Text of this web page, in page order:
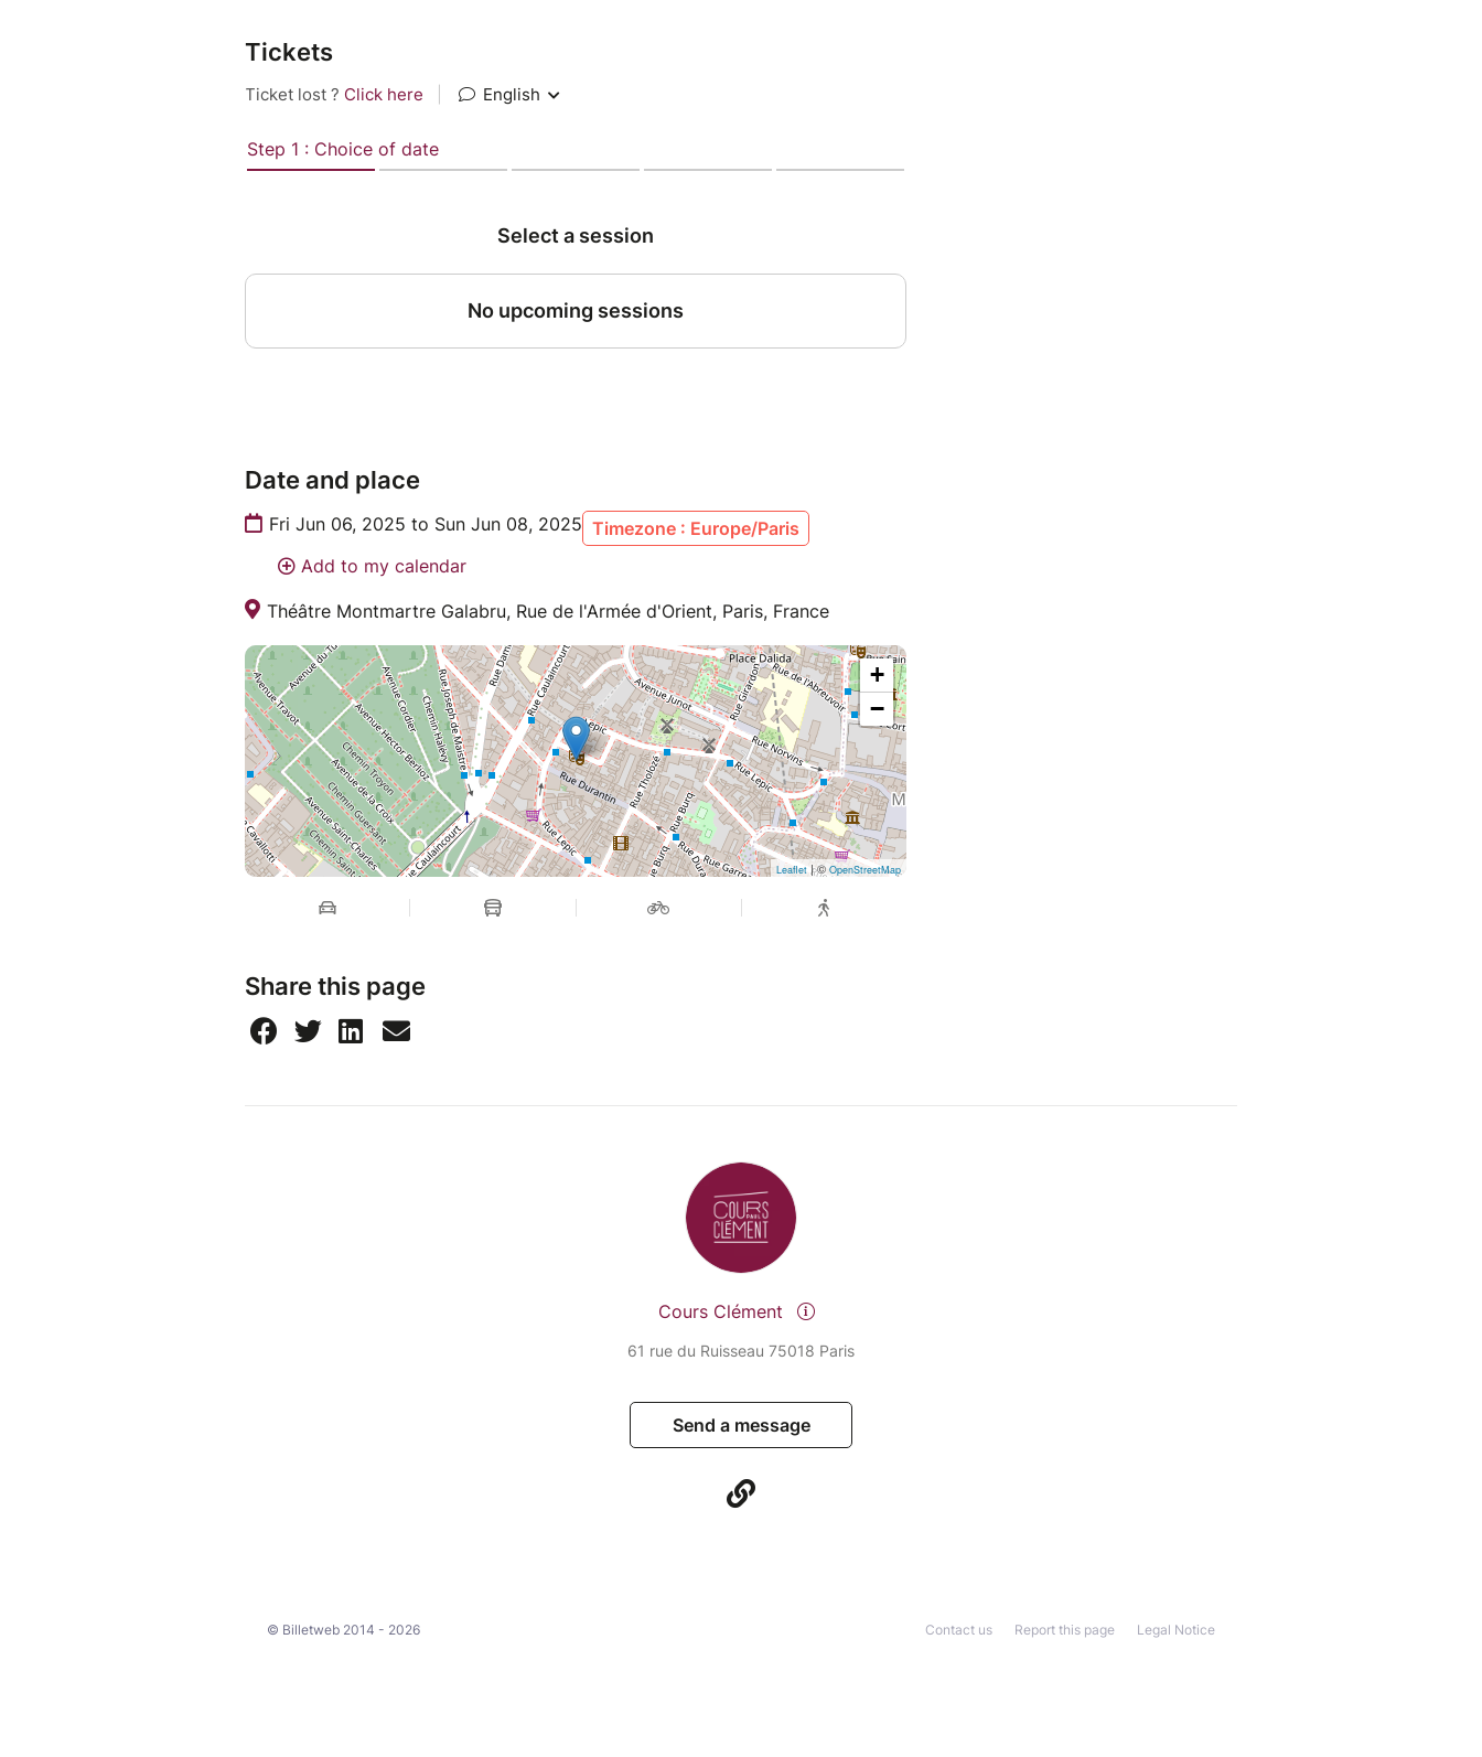
Tickets
Date and place
Fri Jun 06, 2025 to Sun Jun 08, 2025 Timezone : Europe/Paris
Add to my calendar
Théâtre Montmartre Galabru, Rue de l'Armée d'Orient, Paris, France
+
−
Leaflet| © OpenStreetMap
Share this page
Cours Clément
61 rue du Ruisseau 75018 Paris
Send a message
© Billetweb 2014 - 2026 Legal Notice
Report this page
Contact us